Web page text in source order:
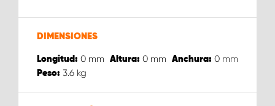
DIMENSIONES
Longitud: 0 mm Altura: 0 mm Anchura: 0 mm
Peso: 3.6 kg